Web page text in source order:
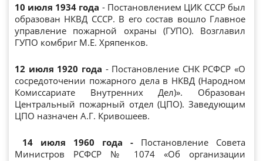
10 июля 1934 года - Постановлением ЦИК СССР был
образован НКВД СССР. В его состав вошло Главное
управление пожарной охраны (ГУПО). Возглавил
ГУПО комбриг М.Е. Хряпенков.
12 июля 1920 года - Постановление СНК РСФСР «О
сосредоточении пожарного дела в НКВД (Народном
Комиссариате Внутренних Дел)». Образован
Центральный пожарный отдел (ЦПО). Заведующим
ЦПО назначен А.Г. Кривошеев.
14 июля 1960 года - Постановление Совета
Министров РСФСР № 1074 «Об организации